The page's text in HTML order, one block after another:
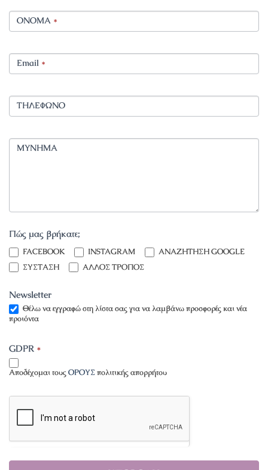
ΟΝΟΜΑ *
Email *
ΤΗΛΕΦΩΝΟ
ΜΥΝΗΜΑ
Πώς μας βρήκατε;
FACEBOOK INSTAGRAMINSTAGRAMΑΝΑΖΗΤΗΣΗ GOOGLE
ΣΥΣΤΑΣΗ
ΑΛΛΟΣ ΤΡΟΠΟΣ
Newsletter
Θέλω να εγγραφώ στη λίστα σας για να λαμβάνω προσφορές και νέα
προιόντα
GDPR *
Αποδέχομαι τους ΟΡΟΥΣπολιτικής απορρήτου